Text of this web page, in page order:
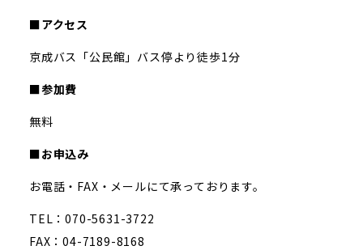
■アクセス
京成バス「公民館」バス停より徒歩1分
■参加費
無料
■お申込み
お電話・FAX・メールにて承っております。
TEL：070-5631-3722
FAX：04-7189-8168